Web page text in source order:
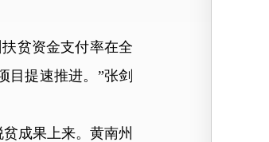
贫资金支付率在全
目提速推进。”张剑
成果上来。黄南州